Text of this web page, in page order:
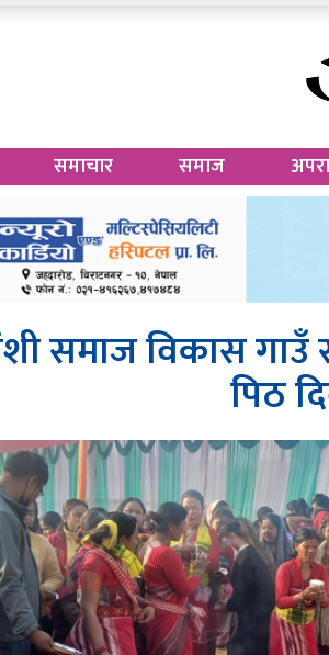
समाचार समाज
समाज विकास गाउँ
पिठ